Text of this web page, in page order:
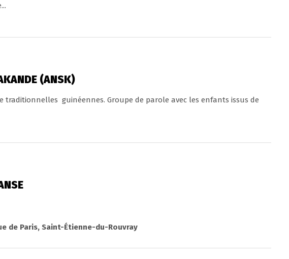
(ANSK)
traditionnelles guinéennes. Groupe de parole avec les enfants issus de
de Paris, Saint-Étienne-du-Rouvray